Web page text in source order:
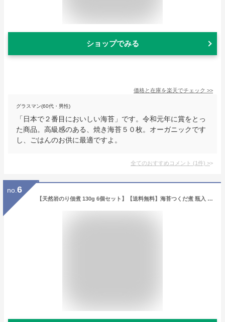
ショップでみる
価格と在庫を楽天でチェック >>
グラスマン(60代・男性)
「日本で２番目においしい海苔」です。令和元年に賞をとっ
た商品。高級感のある、焼き海苔５０枚。オーガニックです
し、ごはんのお供に最適ですよ。
全てのおすすめコメント (1件) >
no. 6
【天然岩のり佃煮 130g 6個セット】【送料無料】海苔つくだ煮 瓶入 ご飯のお供 黒潮商会 東京の島 伊豆諸島 神津島 お土産 ギフト